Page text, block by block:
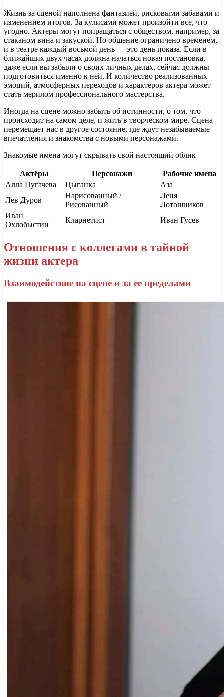
Жизнь за сценой наполнена фантазией, рисковыми забавами и
изменением итогов. За кулисами может произойти все, что
угодно. Актеры могут попращаться с обществом, например, за
стаканом вина и закуской. Но общение ограничено временем,
и в театре каждый восьмой день — это день показа. Если в
ближайших двух часах должна начаться новая постановка,
даже если вы забыли о своих личных делах, сейчас должны
подготовиться именно к ней. И количество реализованных
эмоций, атмосферных переходов и характеров актера может
стать мерилом профессионального мастерства.
Иногда на сцене можно забыть об истинности, о том, что
происходит на самом деле, и жить в творческом мире. Сцена
перемещает нас в другое состояние, где ждут незабываемые
впечатления и знакомства с новыми персонажами.
Знакомые имена могут скрывать свой настоящий облик
Актёры Персонажи
Рабочие имена
Алла Пугачева
Цыганка
Аза
Лев Дуров
Нарисованный /
Рисованный
Леня
Лотошников
Иван
Охлобыстин
Кларнетист Иван Гусев
Отношения с коллегами в тайной
жизни актера
Взаимодействие на сцене и за ее пределами